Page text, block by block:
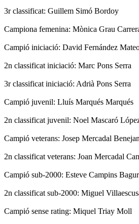
3r classificat: Guillem Simó Bordoy
Campiona femenina: Mònica Grau
Campió iniciació: David Fernández
2n classificat iniciació: Marc Pons Serra
3r classificat iniciació: Adrià Pons Serra
Campió juvenil: Lluís Marqués Marqués
2n classificat juvenil: Noel Mascaró
Campió veterans: Josep Mercadal
2n classificat veterans: Joan Mercadal
Campió sub-2000: Esteve Campins Bagur
2n classificat sub-2000: Miguel
Campió sense rating: Miquel Triay Moll